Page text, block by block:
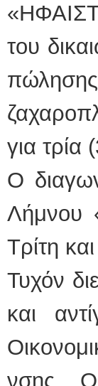
του
για τρία
Ο
Λήμνου
Τρίτη
Τυχόν
και
νσης